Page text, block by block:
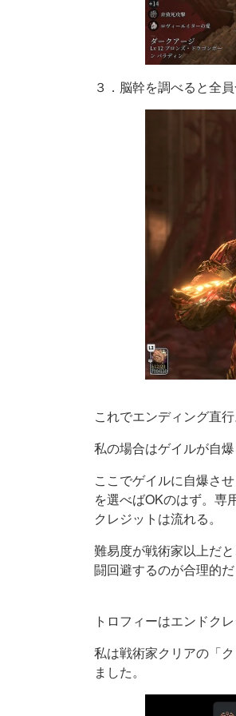
３．脳幹を調べると全
これでエンディング直行
私の場合はゲイルが自
ここでゲイルに自爆さ
を選べばOKのはず。専
クレジットは流れる。
難易度が戦術家以上だ
闘回避するのが合理的だ
トロフィーはエンドク
私は戦術家クリアの「
ました。